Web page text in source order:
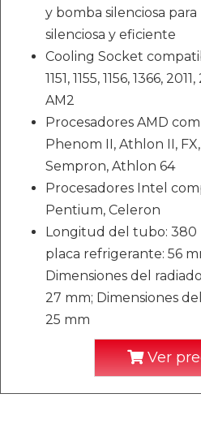
y bomba silenciosa
silenciosa y eficiente
Cooling Socket
1151, 1155, 1156, 1366,
AM2
Procesadores AMD
Phenom II, Athlon II,
Sempron, Athlon 64
Procesadores Intel
Pentium, Celeron
Longitud del tubo: 380
placa refrigerante: 56
Dimensiones del
27 mm; Dimensiones
25 mm
Ver